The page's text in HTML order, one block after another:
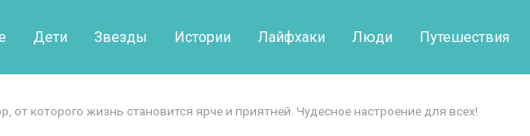
Дети Звезды Истории Лайфхаки Люди Путешествия
от которого жизнь становится ярче и приятней. Чудесное настроение для всех!